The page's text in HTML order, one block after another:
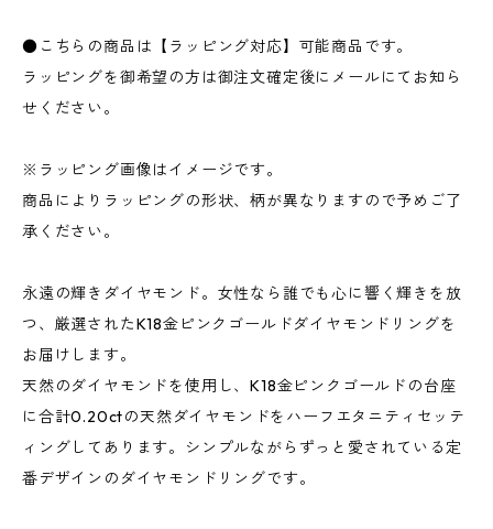
●こちらの商品は【ラッピング対応】可能商品です。
ラッピングを御希望の方は御注文確定後にメールにてお知ら
せください。
※ラッピング画像はイメージです。
商品によりラッピングの形状、柄が異なりますので予めご了
承ください。
永遠の輝きダイヤモンド。女性なら誰でも心に響く輝きを放
つ、厳選されたK18金ピンクゴールドダイヤモンドリングを
お届けします。
天然のダイヤモンドを使用し、K18金ピンクゴールドの台座
に合計0.20ctの天然ダイヤモンドをハーフエタニティセッテ
ィングしてあります。シンプルながらずっと愛されている定
番デザインのダイヤモンドリングです。